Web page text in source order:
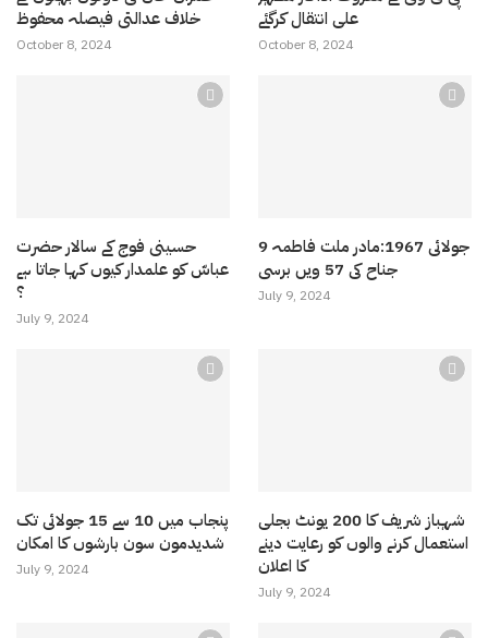
خلاف عدالتی فیصلہ محفوظ
October 8, 2024
علی انتقال کرگئے
October 8, 2024
حسینی فوج کے سالار حضرت
عباسّ کو علمدار کیوں کہا جاتا ہے
؟
July 9, 2024
9 جولائی 1967:مادر ملت فاطمہ
جناح کی 57 ویں برسی
July 9, 2024
پنجاب میں 10 سے 15 جولائی تک
شدیدمون سون بارشوں کا امکان
July 9, 2024
شہباز شریف کا 200 یونٹ بجلی
استعمال کرنے والوں کو رعایت دینے
کا اعلان
July 9, 2024